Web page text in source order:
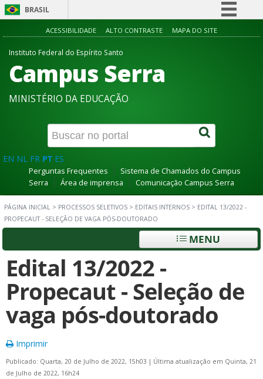
BRASIL
Simplifique!
Acesso à informação
Canais
ACESSIBILIDADE ALTO CONTRASTE MAPA DO SITE
Instituto Federal do Espírito Santo
Campus Serra
MINISTÉRIO DA EDUCAÇÃO
EN NL FR PT ES
Perguntas Frequentes
Sistema de Chamados do Campus
Serra
Área de imprensa Comunicação Campus Serra
PÁGINA INICIAL > PROCESSOS SELETIVOS > EDITAIS INTERNOS > EDITAL 13/2022 -
PROPECAUT - SELEÇÃO DE VAGA PÓS-DOUTORADO
MENU
Edital 13/2022 -
Propecaut - Seleção de
vaga pós-doutorado
Imprimir
Publicado: Quarta, 20 de Julho de 2022, 15h03 | Última atualização em Quinta, 21
de Julho de 2022, 16h24